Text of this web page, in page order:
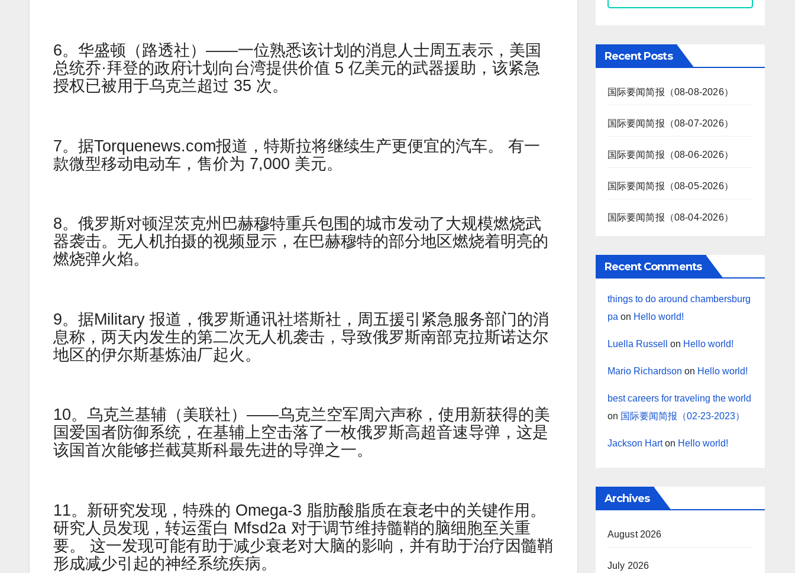
6。华盛顿（路透社）——一位熟悉该计划的消息人士周五表示，美国
总统乔·拜登的政府计划向台湾提供价值 5 亿美元的武器援助，该紧急
授权已被用于乌克兰超过 35 次。
7。据Torquenews.com报道，特斯拉将继续生产更便宜的汽车。 有一
款微型移动电动车，售价为 7,000 美元。
8。俄罗斯对顿涅茨克州巴赫穆特重兵包围的城市发动了大规模燃烧武
器袭击。无人机拍摄的视频显示，在巴赫穆特的部分地区燃烧着明亮的
燃烧弹火焰。
9。据Military 报道，俄罗斯通讯社塔斯社，周五援引紧急服务部门的消
息称，两天内发生的第二次无人机袭击，导致俄罗斯南部克拉斯诺达尔
地区的伊尔斯基炼油厂起火。
10。乌克兰基辅（美联社）——乌克兰空军周六声称，使用新获得的美
国爱国者防御系统，在基辅上空击落了一枚俄罗斯高超音速导弹，这是
该国首次能够拦截莫斯科最先进的导弹之一。
11。新研究发现，特殊的 Omega-3 脂肪酸脂质在衰老中的关键作用。
研究人员发现，转运蛋白 Mfsd2a 对于调节维持髓鞘的脑细胞至关重
要。 这一发现可能有助于减少衰老对大脑的影响，并有助于治疗因髓鞘
形成减少引起的神经系统疾病。
Recent Posts
国际要闻简报（08-08-2026）
国际要闻简报（08-07-2026）
国际要闻简报（08-06-2026）
国际要闻简报（08-05-2026）
国际要闻简报（08-04-2026）
Recent Comments
things to do around chambersburg
pa on Hello world!
Luella Russell on Hello world!
Mario Richardson on Hello world!
best careers for traveling the world
on 国际要闻简报（02-23-2023）
Jackson Harton Hello world!
Archives
August 2026
July 2026